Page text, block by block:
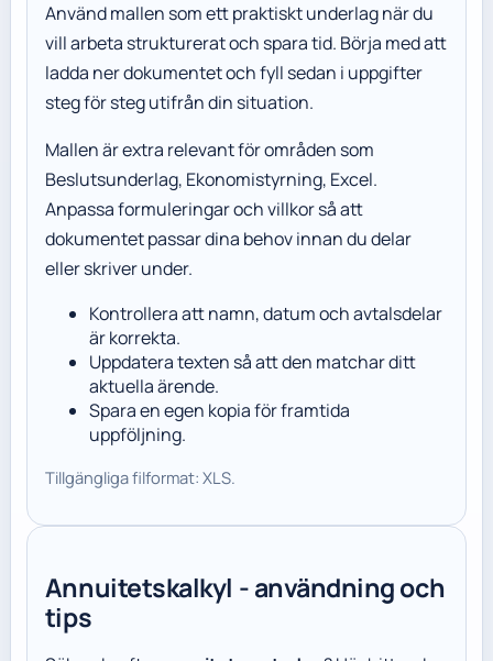
Använd mallen som ett praktiskt underlag när du
vill arbeta strukturerat och spara tid. Börja med att
ladda ner dokumentet och fyll sedan i uppgifter
steg för steg utifrån din situation.
Mallen är extra relevant för områden som
Beslutsunderlag, Ekonomistyrning, Excel.
Anpassa formuleringar och villkor så att
dokumentet passar dina behov innan du delar
eller skriver under.
Kontrollera att namn, datum och avtalsdelar
är korrekta.
Uppdatera texten så att den matchar ditt
aktuella ärende.
Spara en egen kopia för framtida
uppföljning.
Tillgängliga filformat: XLS.
Annuitetskalkyl - användning och
tips